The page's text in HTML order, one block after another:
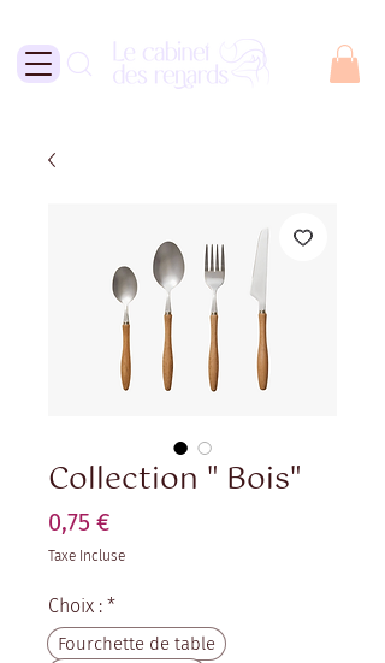
Collection " Bois"
0,75 €
Taxe Incluse
Choix : *
Fourchette de table